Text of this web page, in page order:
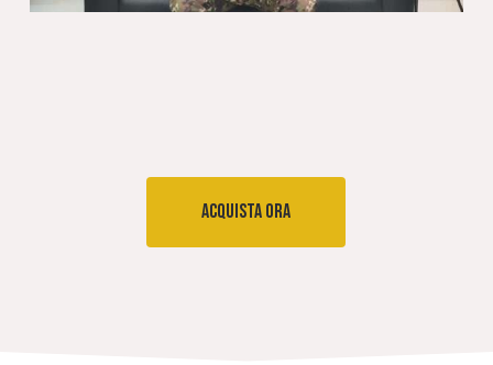
Acquista ora